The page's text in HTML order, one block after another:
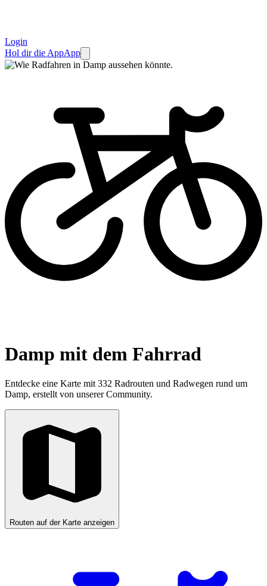
Login
Hol dir die AppApp
Damp mit dem Fahrrad
Entdecke eine Karte mit 332 Radrouten und Radwegen rund um
Damp, erstellt von unserer Community.
Routen auf der Karte anzeigen